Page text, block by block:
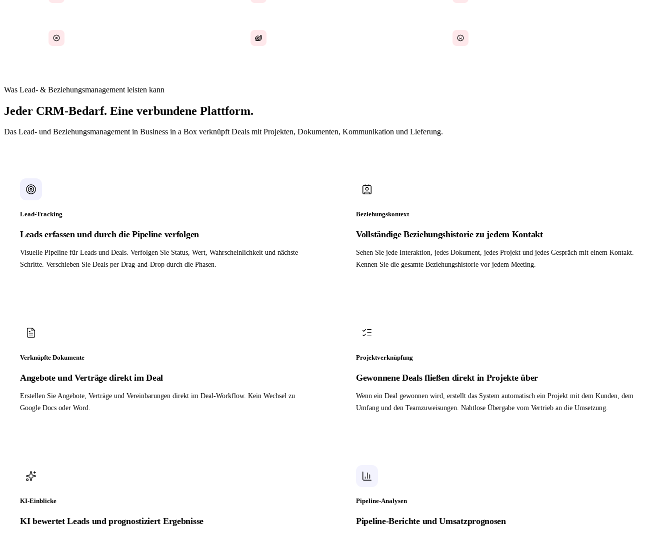
Was Lead- & Beziehungsmanagement leisten kann
Jeder CRM-Bedarf. Eine verbundene Plattform.
Das Lead- und Beziehungsmanagement in Business in a Box verknüpft Deals mit Projekten, Dokumenten, Kommunikation und Lieferung.
Lead-Tracking
Leads erfassen und durch die Pipeline verfolgen
Visuelle Pipeline für Leads und Deals. Verfolgen Sie Status, Wert, Wahrscheinlichkeit und nächste
Schritte. Verschieben Sie Deals per Drag-and-Drop durch die Phasen.
Beziehungskontext
Vollständige Beziehungshistorie zu jedem Kontakt
Sehen Sie jede Interaktion, jedes Dokument, jedes Projekt und jedes Gespräch mit einem Kontakt.
Kennen Sie die gesamte Beziehungshistorie vor jedem Meeting.
Verknüpfte Dokumente
Angebote und Verträge direkt im Deal
Erstellen Sie Angebote, Verträge und Vereinbarungen direkt im Deal-Workflow. Kein Wechsel zu
Google Docs oder Word.
Projektverknüpfung
Gewonnene Deals fließen direkt in Projekte über
Wenn ein Deal gewonnen wird, erstellt das System automatisch ein Projekt mit dem Kunden, dem
Umfang und den Teamzuweisungen. Nahtlose Übergabe vom Vertrieb an die Umsetzung.
KI-Einblicke
KI bewertet Leads und prognostiziert Ergebnisse
Pipeline-Analysen
Pipeline-Berichte und Umsatzprognosen